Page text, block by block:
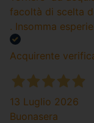
facoltà di scelta
. Insomma
Acquirente
13 Luglio 2026
Buonasera